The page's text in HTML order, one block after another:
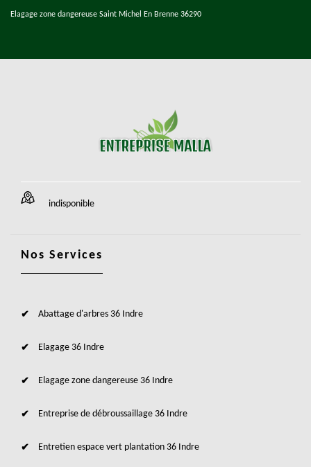
Elagage zone dangereuse Saint Michel En Brenne 36290
indisponible
Nos Services
Abattage d'arbres 36 Indre
Elagage 36 Indre
Elagage zone dangereuse 36 Indre
Entreprise de débroussaillage 36 Indre
Entretien espace vert plantation 36 Indre